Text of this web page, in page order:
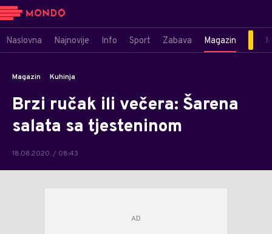
Naslovna Najnovije Info Sport Zabava Magazin
Magazin Kuhinja
Brzi ručak ili večera: Šarena
salata sa tjesteninom
18.08.2020. / 08:43